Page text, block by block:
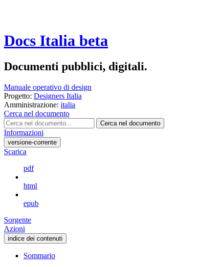
Docs Italia beta
Documenti pubblici, digitali.
Manuale operativo di design
Progetto: Designers Italia
Amministrazione: italia
Cerca nel documento
Cerca nel documento
Informazioni
versione-corrente
Scarica
pdf
html
epub
Sorgente
Azioni
indice dei contenuti
Sommario